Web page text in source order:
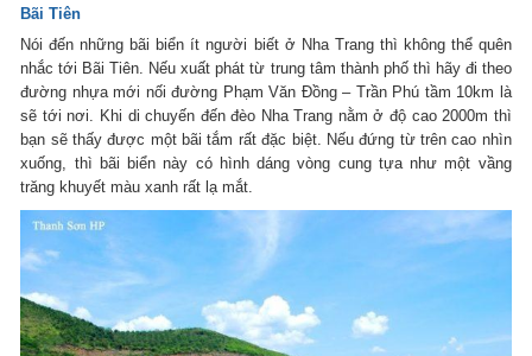
Bãi Tiên
Nói đến những bãi biển ít người biết ở Nha Trang thì không thể quên
nhắc tới Bãi Tiên. Nếu xuất phát từ trung tâm thành phố thì hãy đi theo
đường nhựa mới nối đường Phạm Văn Đồng – Trần Phú tầm 10km là
sẽ tới nơi. Khi di chuyến đến đèo Nha Trang nằm ở độ cao 2000m thì
bạn sẽ thấy được một bãi tắm rất đặc biệt. Nếu đứng từ trên cao nhìn
xuống, thì bãi biển này có hình dáng vòng cung tựa như một vầng
trăng khuyết màu xanh rất lạ mắt.